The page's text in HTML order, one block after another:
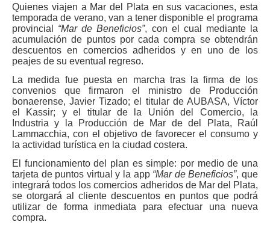
Quienes viajen a Mar del Plata en sus vacaciones, esta
temporada de verano, van a tener disponible el programa
provincial “Mar de Beneficios”, con el cual mediante la
acumulación de puntos por cada compra se obtendrán
descuentos en comercios adheridos y en uno de los
peajes de su eventual regreso.
La medida fue puesta en marcha tras la firma de los
convenios que firmaron el ministro de Producción
bonaerense, Javier Tizado; el titular de AUBASA, Víctor
el Kassir; y el titular de la Unión del Comercio, la
Industria y la Producción de Mar de del Plata, Raúl
Lammacchia, con el objetivo de favorecer el consumo y
la actividad turística en la ciudad costera.
El funcionamiento del plan es simple: por medio de una
tarjeta de puntos virtual y la app “Mar de Beneficios”, que
integrará todos los comercios adheridos de Mar del Plata,
se otorgará al cliente descuentos en puntos que podrá
utilizar de forma inmediata para efectuar una nueva
compra.